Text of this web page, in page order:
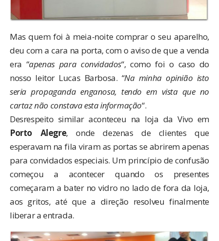
Mas quem foi à meia-noite comprar o seu aparelho,
deu com a cara na porta, com o aviso de que a venda
era “apenas para convidados“, como foi o caso do
nosso leitor Lucas Barbosa. “Na minha opinião isto
seria propaganda enganosa, tendo em vista que no
cartaz não constava esta informação“.
Desrespeito similar aconteceu na loja da Vivo em
Porto Alegre, onde dezenas de clientes que
esperavam na fila viram as portas se abrirem apenas
para convidados especiais. Um princípio de confusão
começou a acontecer quando os presentes
começaram a bater no vidro no lado de fora da loja,
aos gritos, até que a direção resolveu finalmente
liberar a entrada.